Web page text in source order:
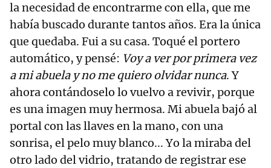
la necesidad de encontrarme con ella, que me
había buscado durante tantos años. Era la única
que quedaba. Fui a su casa. Toqué el portero
automático, y pensé: Voy a ver por primera vez
a mi abuela y no me quiero olvidar nunca. Y
ahora contándoselo lo vuelvo a revivir, porque
es una imagen muy hermosa. Mi abuela bajó al
portal con las llaves en la mano, con una
sonrisa, el pelo muy blanco... Yo la miraba del
otro lado del vidrio, tratando de registrar ese